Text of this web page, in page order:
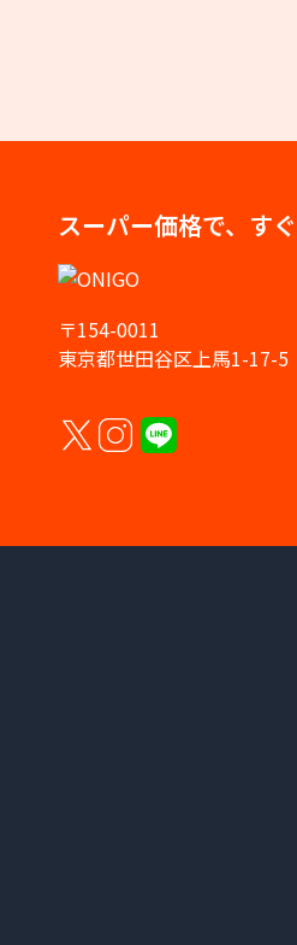
スーパー価格で、す
〒154-0011
東京都世田谷区上馬1-17-5